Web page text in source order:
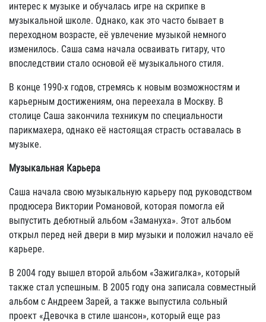
интерес к музыке и обучалась игре на скрипке в
музыкальной школе. Однако, как это часто бывает в
переходном возрасте, её увлечение музыкой немного
изменилось. Саша сама начала осваивать гитару, что
впоследствии стало основой её музыкального стиля.
В конце 1990-х годов, стремясь к новым возможностям и
карьерным достижениям, она переехала в Москву. В
столице Саша закончила техникум по специальности
парикмахера, однако её настоящая страсть оставалась в
музыке.
Музыкальная Карьера
Саша начала свою музыкальную карьеру под руководством
продюсера Виктории Романовой, которая помогла ей
выпустить дебютный альбом «Замануха». Этот альбом
открыл перед ней двери в мир музыки и положил начало её
карьере.
В 2004 году вышел второй альбом «Зажигалка», который
также стал успешным. В 2005 году она записала совместный
альбом с Андреем Зарей, а также выпустила сольный
проект «Девочка в стиле шансон», который еще раз